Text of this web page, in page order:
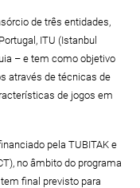
de três entidades,
ITU (Istanbul
– e tem como objetivo
através de técnicas de
de jogos em
pela TUBITAK e
no âmbito do programa
final previsto para